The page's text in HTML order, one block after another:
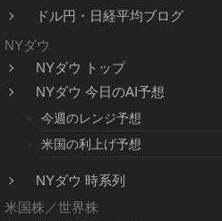
ドル円・日経平均ブログ
NYダウ
NYダウ トップ
NYダウ 今日のAI予想
今週のレンジ予想
米国の利上げ予想
NYダウ 時系列
米国株／世界株